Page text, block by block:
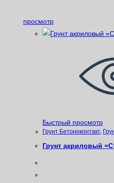
просмотр
Быстрый просмотр
Грунт Бетоноконтакт,
Грунт акриловый